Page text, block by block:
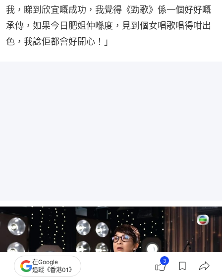
我，睇到欣宜嘅成功，我覺得《勁歌》係一個好好嘅
承傳，如果今日肥姐仲喺度，見到個女唱歌唱得咁出
色，我諗佢都會好開心！」
在Google
追蹤《香港01》
3